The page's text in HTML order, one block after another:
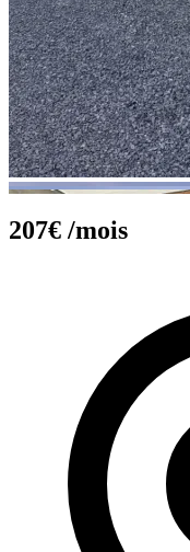
207€ /mois